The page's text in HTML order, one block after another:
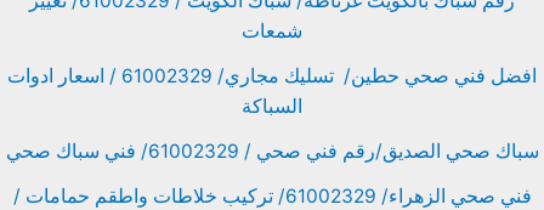
شمعات
افضل فني صحي حطين/ تسليك مجاري/ 61002329 / اسعار ادوات
السباكة
سباك صحي الصديق/رقم فني صحي / 61002329/ فني سباك صحي
فني صحي الزهراء/ 61002329/ تركيب خلاطات واطقم حمامات /